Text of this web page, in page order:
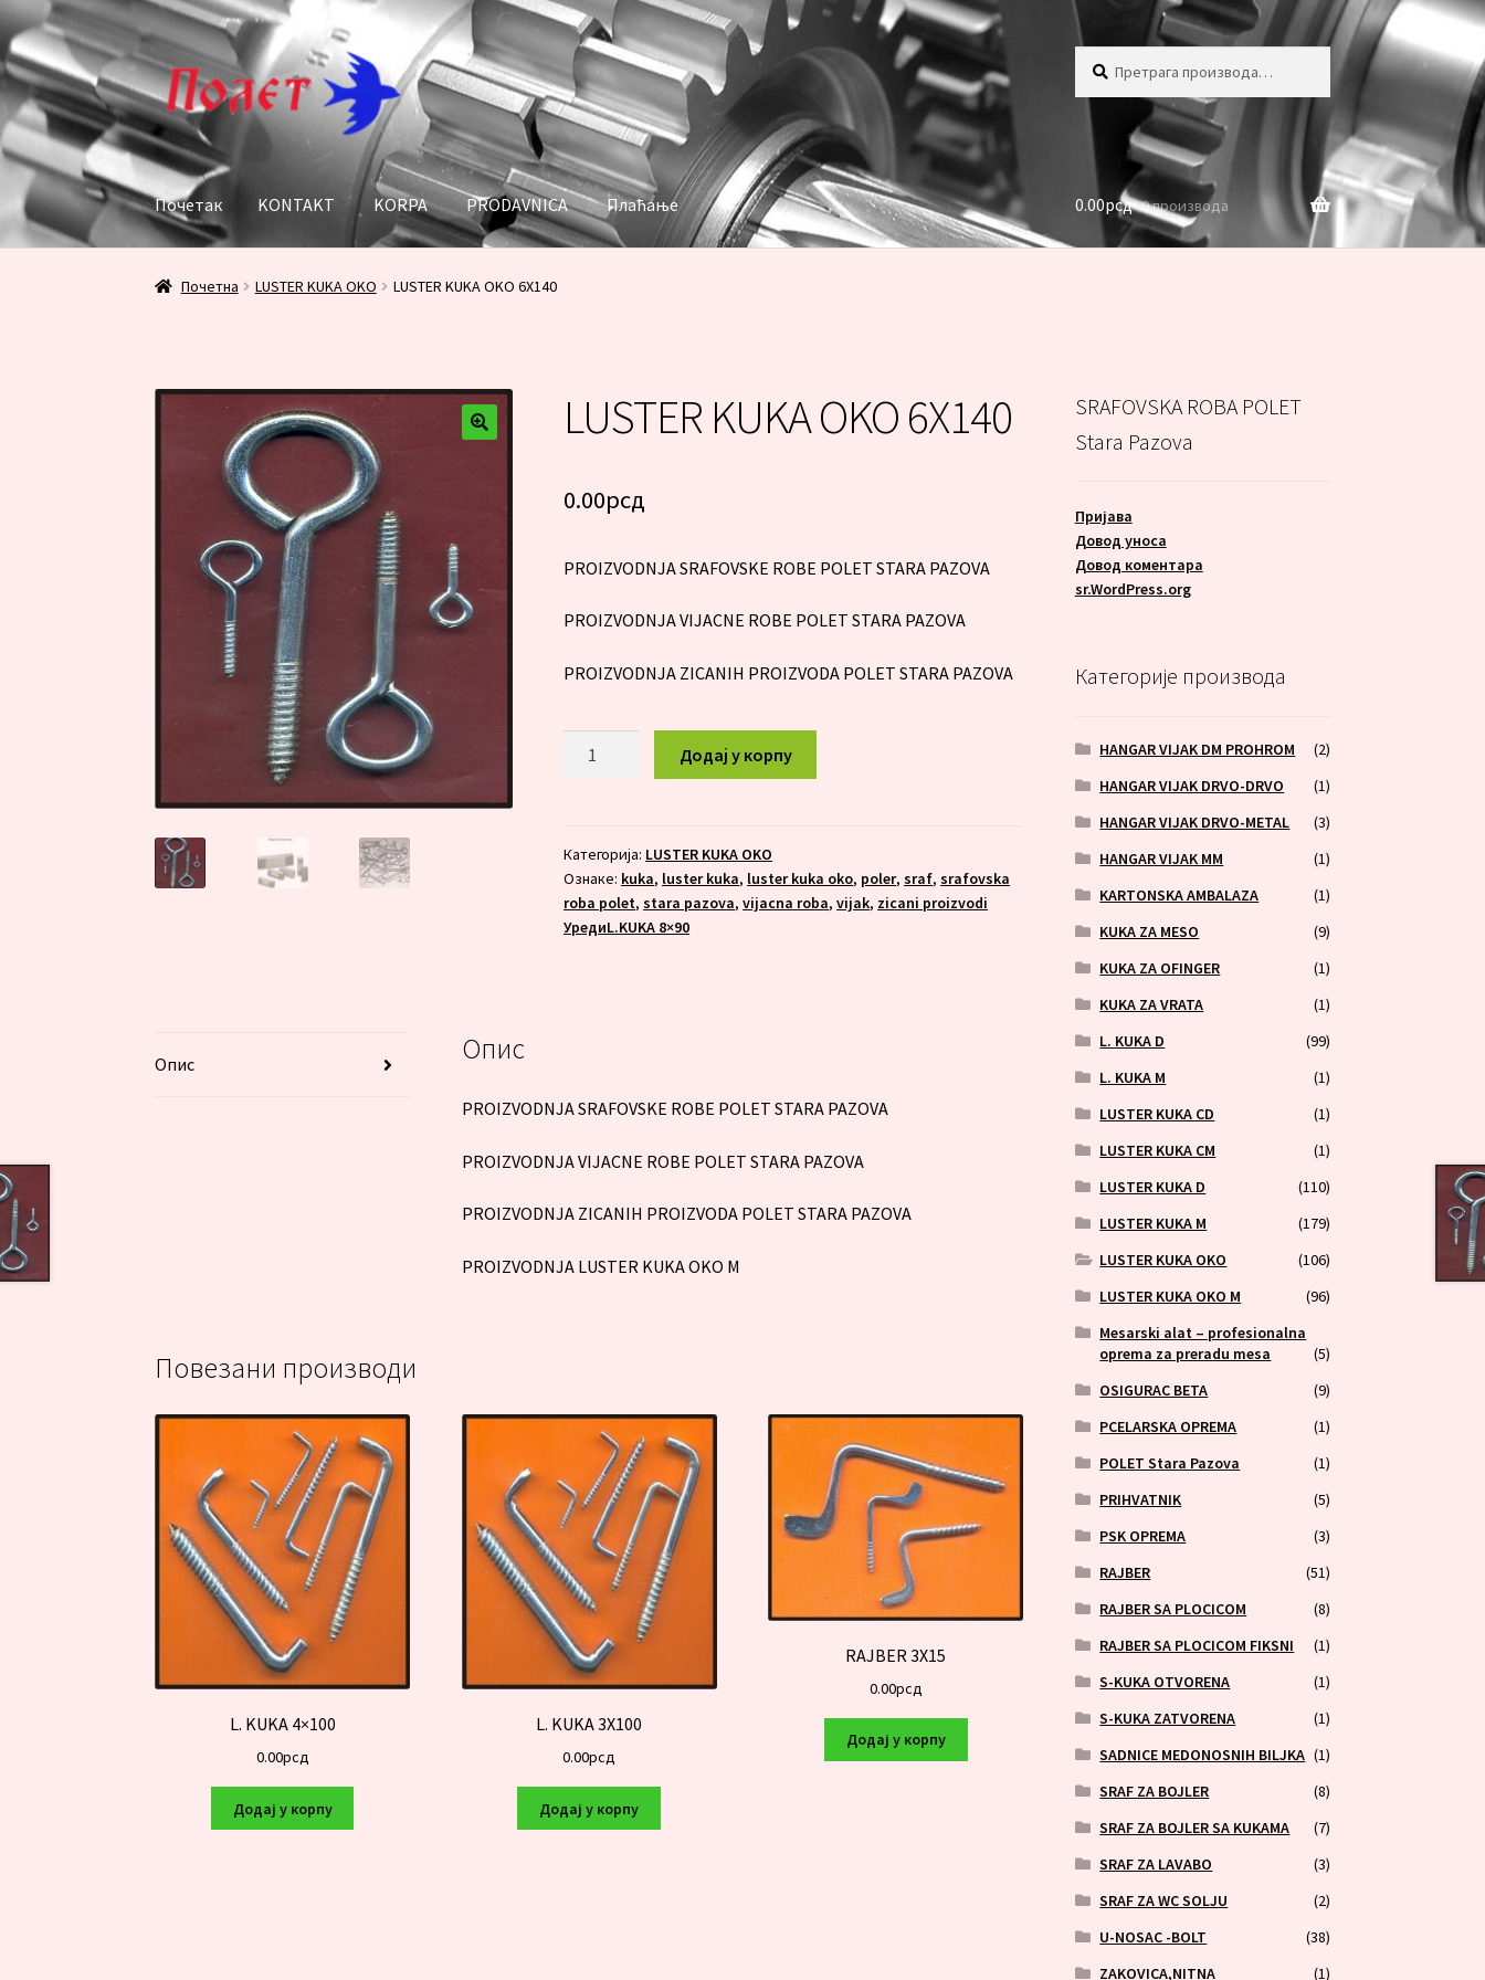
Прескочи
на
навигацију
Скочи
на
садржај
Почетак KONTAKT KORPA PRODAVNICA Плаћање
Почетак KONTAKT KORPA PRODAVNICA Плаћање
0.00рсд 0 производа
Почетна LUSTER KUKA OKO LUSTER KUKA OKO 6X140
LUSTER KUKA OKO 6X140
0.00рсд
PROIZVODNJA SRAFOVSKE ROBE POLET STARA PAZOVA
PROIZVODNJA VIJACNE ROBE POLET STARA PAZOVA
PROIZVODNJA ZICANIH PROIZVODA POLET STARA PAZOVA
количина
Додај у корпу
Категорија: LUSTER KUKA OKO
Ознаке: kuka, luster kuka, luster kuka oko, poler,sraf,srafovska
roba polet,stara pazova,vijacna roba,vijak, zicani proizvodi
УредиL.KUKA 8×90
Опис Опис
PROIZVODNJA SRAFOVSKE ROBE POLET STARA PAZOVA
PROIZVODNJA VIJACNE ROBE POLET STARA PAZOVA
PROIZVODNJA ZICANIH PROIZVODA POLET STARA PAZOVA
PROIZVODNJA LUSTER KUKA OKO M
Повезани производи
L. KUKA 4×100
0.00рсд
Додај у корпу
L. KUKA 3X100
0.00рсд
Додај у корпу
RAJBER 3X15
0.00рсд
Додај у корпу
SRAFOVSKA ROBA POLET
Stara Pazova
Пријава
Довод уноса
Довод коментара
sr.WordPress.org
Категорије производа
HANGAR VIJAK DM PROHROM
(2)
HANGAR VIJAK DRVO-DRVO
(1)
HANGAR VIJAK DRVO-METAL
(3)
HANGAR VIJAK MM
(1)
KARTONSKA AMBALAZA
(1)
KUKA ZA MESO
(9)
KUKA ZA OFINGER
(1)
KUKA ZA VRATA
(1)
L. KUKA D
(99)
L. KUKA M
(1)
LUSTER KUKA CD
(1)
LUSTER KUKA CM
(1)
LUSTER KUKA D
(110)
LUSTER KUKA M
(179)
LUSTER KUKA OKO
(106)
LUSTER KUKA OKO M
(96)
Mesarski alat – profesionalna
oprema za preradu mesa
(5)
OSIGURAC BETA
(9)
PCELARSKA OPREMA
(1)
POLET Stara Pazova
(1)
PRIHVATNIK
(5)
PSK OPREMA
(3)
RAJBER
(51)
RAJBER SA PLOCICOM
(8)
RAJBER SA PLOCICOM FIKSNI
(1)
S-KUKA OTVORENA
(1)
S-KUKA ZATVORENA
(1)
SADNICE MEDONOSNIH BILJKA (1)
SRAF ZA BOJLER
(8)
SRAF ZA BOJLER SA KUKAMA
(7)
SRAF ZA LAVABO
(3)
SRAF ZA WC SOLJU
(2)
U-NOSAC -BOLT
(38)
ZAKOVICA,NITNA
(1)